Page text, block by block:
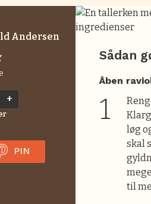
Andersen
+
PIN
Sådan
Åben
løg
skal
til